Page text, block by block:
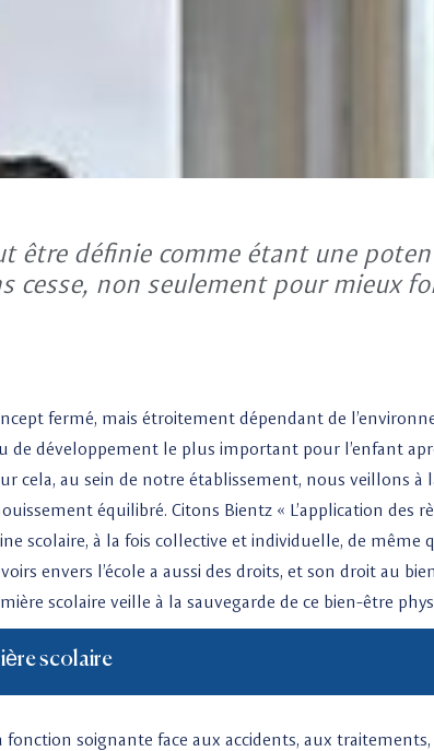
être définie comme étant une
cesse, non seulement pour mieux
fermé, mais étroitement dépendant de
de développement le plus important pour l’enfant
cela, au sein de notre établissement, nous veillons à
équilibré. Citons Bientz « L’application
scolaire, à la fois collective et individuelle, de même
envers l’école a aussi des droits, et son droit au
scolaire veille à la sauvegarde de ce bien-être
scolaire
fonction soignante face aux accidents, aux